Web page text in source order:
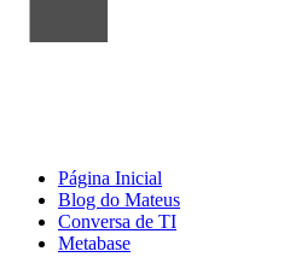
Página Inicial
Blog do Mateus
Conversa de TI
Metabase